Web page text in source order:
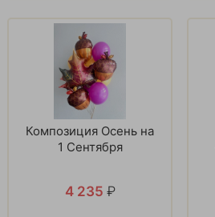
Композиция Осень на
1 Сентября
4 235 ₽